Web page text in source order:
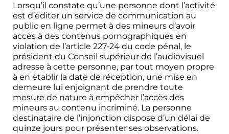
Lorsqu’il constate qu’une personne dont l’activité
est d’éditer un service de communication au
public en ligne permet à des mineurs d’avoir
accès à des contenus pornographiques en
violation de l’article 227‑24 du code pénal, le
président du Conseil supérieur de l’audiovisuel
adresse à cette personne, par tout moyen propre
à en établir la date de réception, une mise en
demeure lui enjoignant de prendre toute
mesure de nature à empêcher l’accès des
mineurs au contenu incriminé. La personne
destinataire de l’injonction dispose d’un délai de
quinze jours pour présenter ses observations.